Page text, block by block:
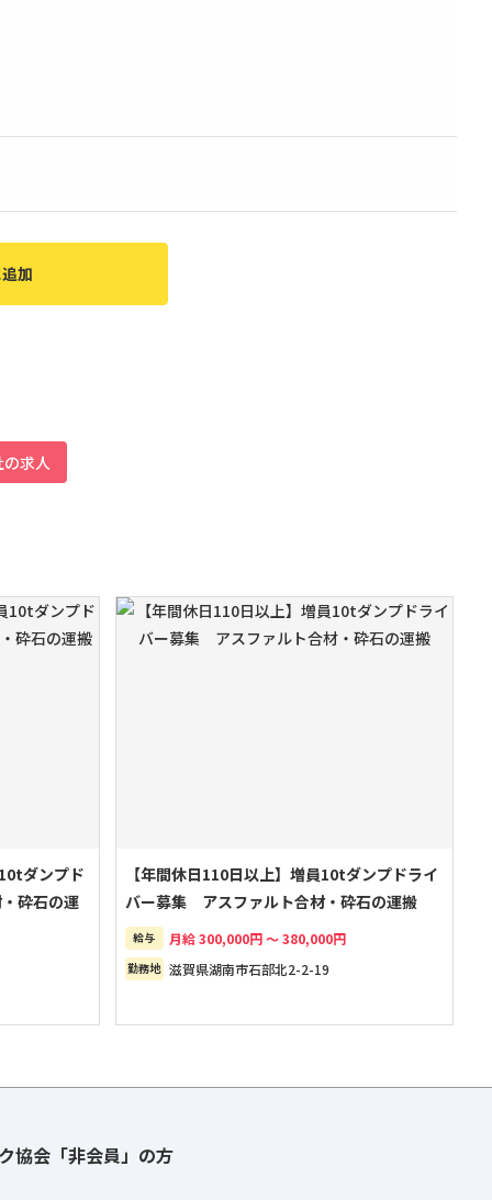
加
求人
ダンプド
砕石の運
【年間休日110日以上】増員10tダンプドライ
バー募集 アスファルト合材・砕石の運搬
給与 月給 300,000円 ～ 380,000円
勤務地 滋賀県湖南市石部北2-2-19
協会「非会員」の方